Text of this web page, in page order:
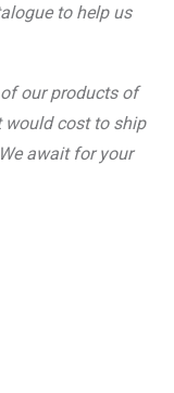
to help us
our products of
would cost to ship
await for your